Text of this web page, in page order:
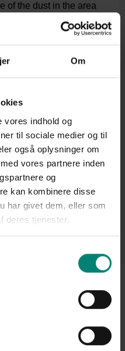
Om
vores indhold og
til sociale medier og til
også oplysninger om
vores partnere inden
og
kan kombinere disse
har givet dem, eller som
deres tjenester.
of the dust in the area
placed must be above